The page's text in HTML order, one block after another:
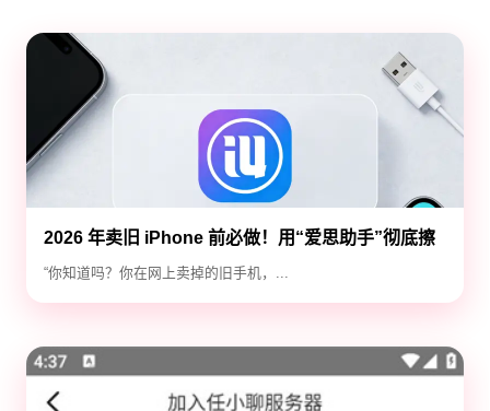
2026 年卖旧 iPhone 前必做！用“爱思助手”彻底擦
除隐私，防止数据泄露
“你知道吗？你在网上卖掉的旧手机，...